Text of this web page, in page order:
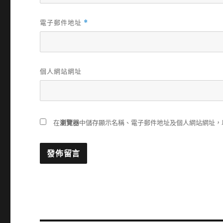
電子郵件地址 *
個人網站網址
在瀏覽器中儲存顯示名稱、電子郵件地址及個人網站網址